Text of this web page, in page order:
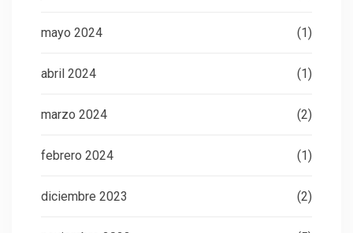
mayo 2024 (1)
abril 2024 (1)
marzo 2024 (2)
febrero 2024 (1)
diciembre 2023 (2)